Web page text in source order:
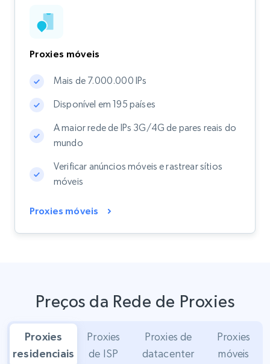
Proxies móveis
Mais de 7.000.000 IPs
Disponível em 195 países
A maior rede de IPs 3G/4G de pares reais do
mundo
Verificar anúncios móveis e rastrear sítios
móveis
Proxies móveis
Preços da Rede de Proxies
Proxies
residenciais
Proxies
de ISP
Proxies de
datacenter
Proxies
móveis